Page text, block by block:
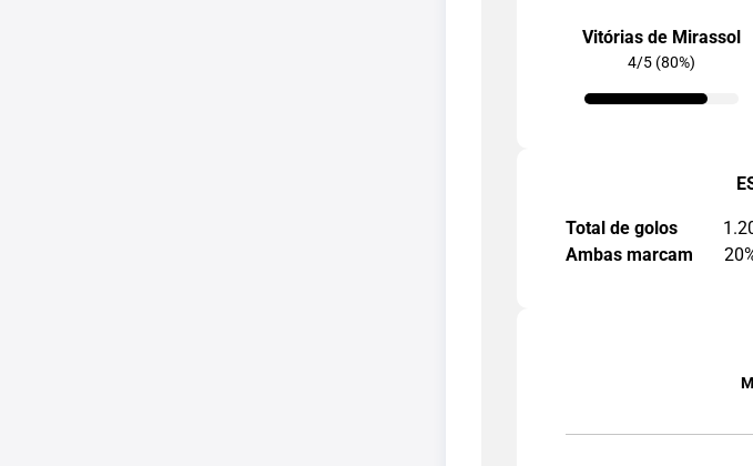
Vitórias de Mirassol
4/5 (80%)
Total de golos
Ambas marcam